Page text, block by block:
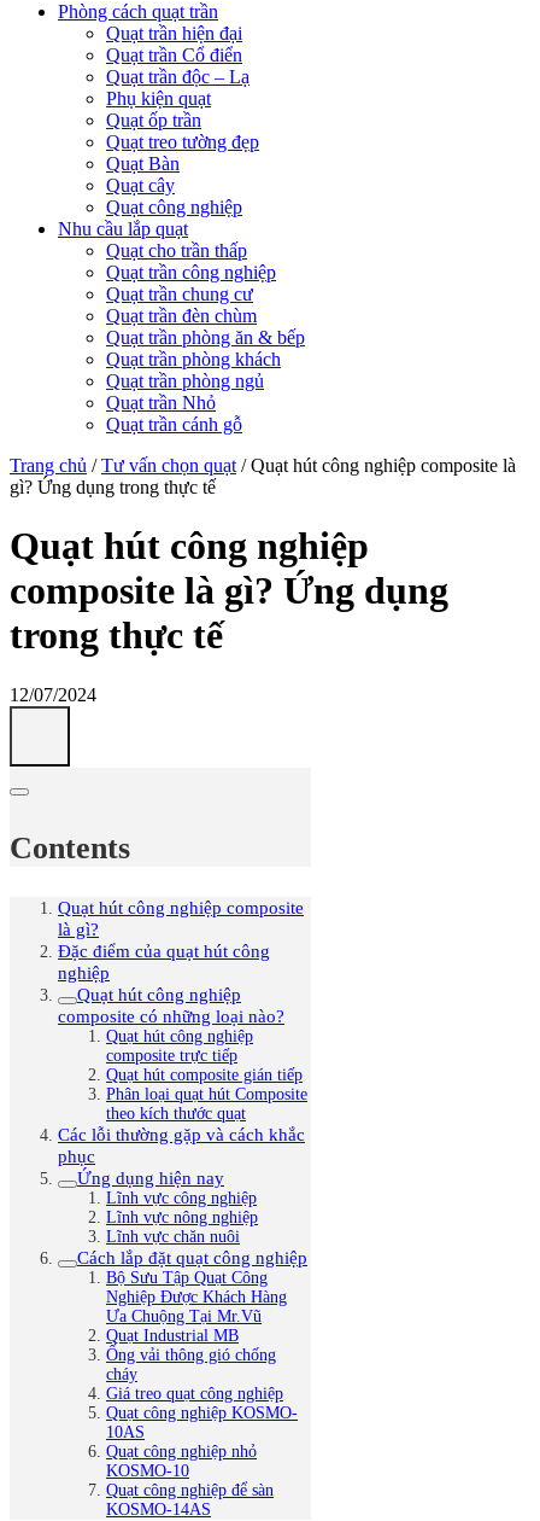
Phòng cách quạt trần
Quạt trần hiện đại
Quạt trần Cổ điển
Quạt trần độc – Lạ
Phụ kiện quạt
Quạt ốp trần
Quạt treo tường đẹp
Quạt Bàn
Quạt cây
Quạt công nghiệp
Nhu cầu lắp quạt
Quạt cho trần thấp
Quạt trần công nghiệp
Quạt trần chung cư
Quạt trần đèn chùm
Quạt trần phòng ăn & bếp
Quạt trần phòng khách
Quạt trần phòng ngủ
Quạt trần Nhỏ
Quạt trần cánh gỗ
Trang chủ /Tư vấn chọn quạt /Quạt hút công nghiệp composite là
gì? Ứng dụng trong thực tế
Quạt hút công nghiệp
composite là gì? Ứng dụng
trong thực tế
12/07/2024
Contents
Quạt hút công nghiệp composite
là gì?
Đặc điểm của quạt hút công
nghiệp
Quạt hút công nghiệp
composite có những loại nào?
Quạt hút công nghiệp
composite trực tiếp
Quạt hút composite gián tiếp
Phân loại quạt hút Composite
theo kích thước quạt
Các lỗi thường gặp và cách khắc
phục
Ứng dụng hiện nay
Lĩnh vực công nghiệp
Lĩnh vực nông nghiệp
Lĩnh vực chăn nuôi
Cách lắp đặt quạt công nghiệp
Bộ Sưu Tập Quạt Công
Nghiệp Được Khách Hàng
Ưa Chuộng Tại Mr.Vũ
Quạt Industrial MB
Ống vải thông gió chống
cháy
Giá treo quạt công nghiệp
Quạt công nghiệp KOSMO-
10AS
Quạt công nghiệp nhỏ
KOSMO-10
Quạt công nghiệp để sàn
KOSMO-14AS